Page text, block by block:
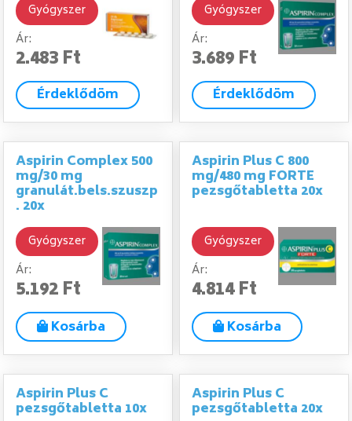
Gyógyszer
Ár:
2.483 Ft
Érdeklődöm
Gyógyszer
Ár:
3.689 Ft
Érdeklődöm
Aspirin Complex 500
mg/30 mg
granulát.bels.szuszp
. 20x
Gyógyszer
Ár:
5.192 Ft
Kosárba
Aspirin Plus C 800
mg/480 mg FORTE
pezsgőtabletta 20x
Gyógyszer
Ár:
4.814 Ft
Kosárba
Aspirin Plus C
pezsgőtabletta 10x
Aspirin Plus C
pezsgőtabletta 20x